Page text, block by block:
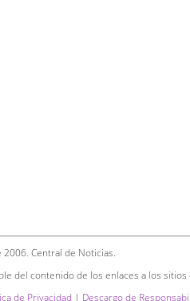
2006. Central de Noticias.
del contenido de los enlaces a los
de Privacidad | Descargo de